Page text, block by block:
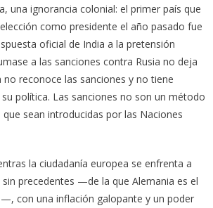
una ignorancia colonial: el primer país que
como presidente el año pasado fue
oficial de India a la pretensión
a las sanciones contra Rusia no deja
no reconoce las sanciones y no tiene
política. Las sanciones no son un método
sean introducidas por las Naciones
la ciudadanía europea se enfrenta a
precedentes —de la que Alemania es el
con una inflación galopante y un poder